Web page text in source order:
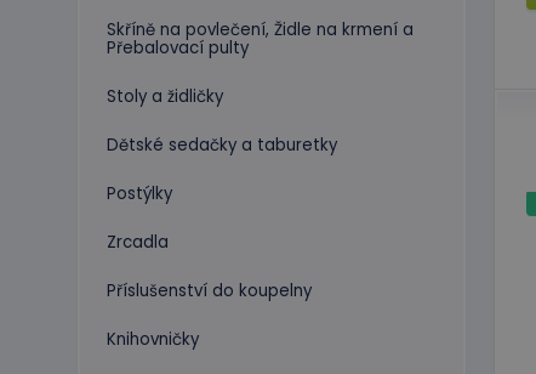
Skříně na povlečení, Židle na krmení a
Přebalovací pulty
Stoly a židličky
Dětské sedačky a taburetky
Postýlky
Zrcadla
Příslušenství do koupelny
Knihovničky